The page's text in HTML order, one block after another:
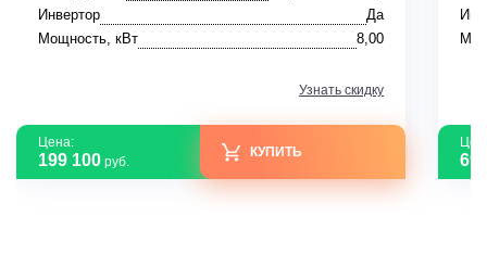
Инвертор
Да
Мощность, кВт
8,00
Узнать скидку
Цена:
199 100 руб.
КУПИТЬ 69